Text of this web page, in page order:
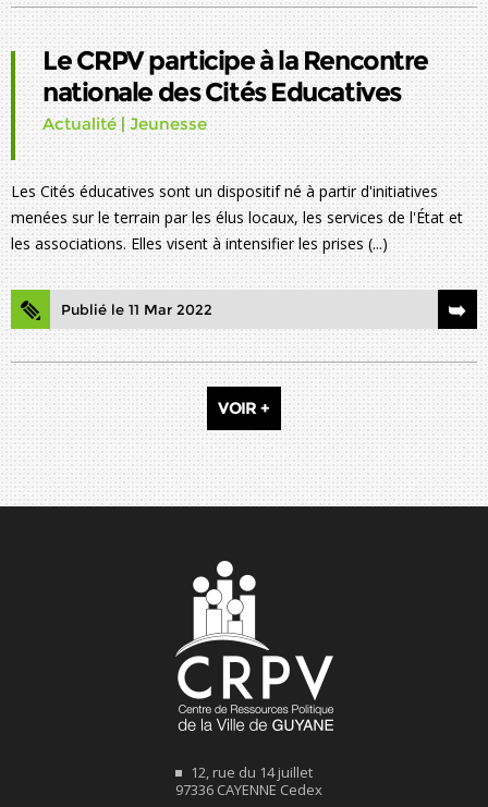
Le CRPV participe à la Rencontre
nationale des Cités Educatives
Actualité | Jeunesse
Les Cités éducatives sont un dispositif né à partir d'initiatives
menées sur le terrain par les élus locaux, les services de l'État et
les associations. Elles visent à intensifier les prises (...)
Publié le 11 Mar 2022
VOIR +
12, rue du 14 juillet
97336 CAYENNE Cedex